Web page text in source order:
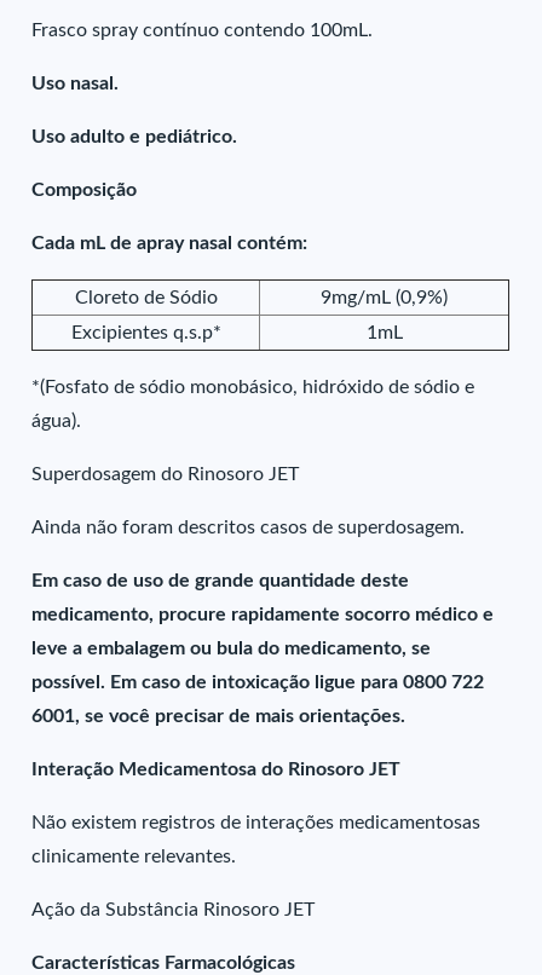
Frasco spray contínuo contendo 100mL.
Uso nasal.
Uso adulto e pediátrico.
Composição
Cada mL de apray nasal contém:
Cloreto de Sódio
9mg/mL (0,9%)
Excipientes q.s.p*
1mL
*(Fosfato de sódio monobásico, hidróxido de sódio e
água).
Superdosagem do Rinosoro JET
Ainda não foram descritos casos de superdosagem.
Em caso de uso de grande quantidade deste
medicamento, procure rapidamente socorro médico e
leve a embalagem ou bula do medicamento, se
possível. Em caso de intoxicação ligue para 0800 722
6001, se você precisar de mais orientações.
Interação Medicamentosa do Rinosoro JET
Não existem registros de interações medicamentosas
clinicamente relevantes.
Ação da Substância Rinosoro JET
Características Farmacológicas